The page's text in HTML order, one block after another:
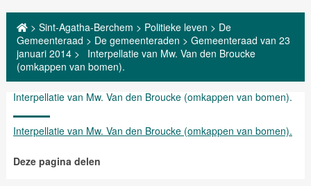
> Sint-Agatha-Berchem > Politieke leven > De
Gemeenteraad > De gemeenteraden > Gemeenteraad van 23
januari 2014>
Interpellatie van Mw. Van den Broucke
(omkappen van bomen).
Interpellatie van Mw. Van den Broucke (omkappen van bomen).
Interpellatie van Mw. Van den Broucke (omkappen van bomen).
Deze pagina delen